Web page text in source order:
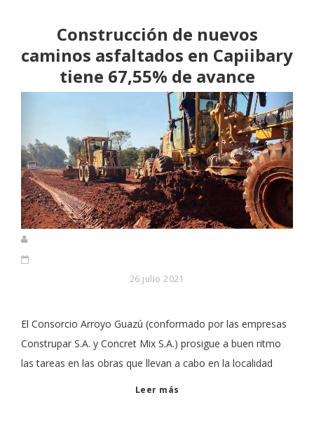
Construcción de nuevos
caminos asfaltados en Capiibary
tiene 67,55% de avance
26 julio 2021
El Consorcio Arroyo Guazú (conformado por las empresas
Construpar S.A. y Concret Mix S.A.) prosigue a buen ritmo
las tareas en las obras que llevan a cabo en la localidad
Leer más